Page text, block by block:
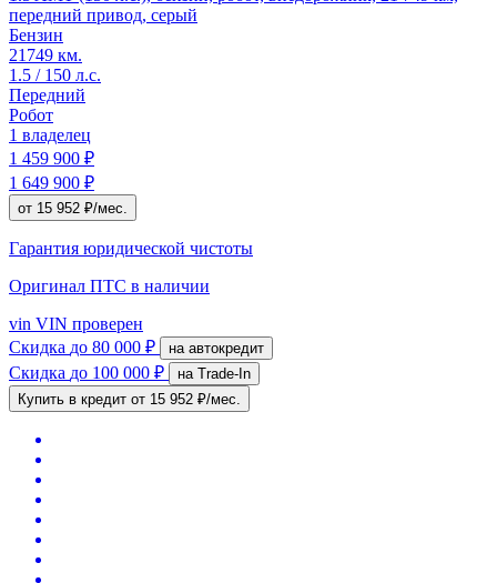
передний привод, серый
Бензин
21749 км.
1.5 / 150 л.с.
Передний
Робот
1 владелец
1 459 900 ₽
1 649 900 ₽
от 15 952 ₽/мес.
Гарантия юридической чистоты
Оригинал ПТС в наличии
vin VIN проверен
Скидка до 80 000 ₽ на автокредит
Скидка до 100 000 ₽
на Trade-In
Купить в кредит от 15 952 ₽/мес.